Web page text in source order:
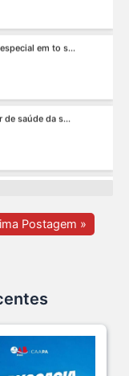
de saúde da s...
carreira.
Clube da A s...
aumentar a pro s...
Postagem »